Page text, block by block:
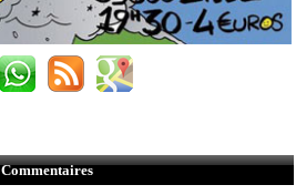
Commentaires